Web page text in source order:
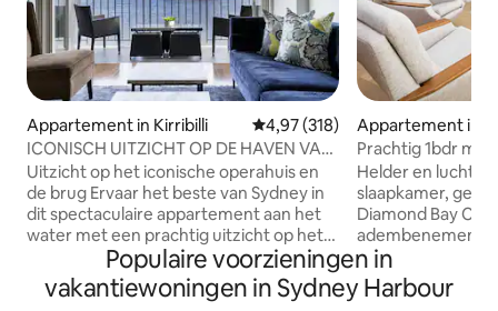
Appartement in Kirribilli Gemiddelde beoordeling van
4,97 (318)
ICONISCH UITZICHT OP DE HAVEN VAN
SYDNEY EN HET OPERAGEBOUW
Uitzicht op het iconische operahuis en
de brug Ervaar het beste van Sydney in
dit spectaculaire appartement aan het
water met een prachtig uitzicht op het
Opera House en de Harbour Bridge.
Prachtig ingerichte, moderne keuken,
stijlvolle lounge en een balkon gemaakt
Appartement in
Helder en luchtig
slaapkamer,
Diamond Bay
adembenemend
Het prachtige
het rustgevende
zorgen voor een
Populaire voorzieningen in
vakantiewoningen in Sydney Harbour